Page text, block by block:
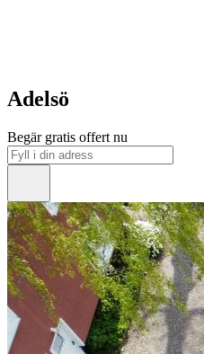
Adelsö
Begär gratis offert nu